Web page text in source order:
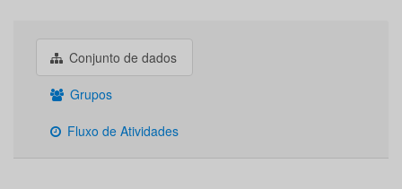
Conjunto de dados
Grupos
Fluxo de Atividades